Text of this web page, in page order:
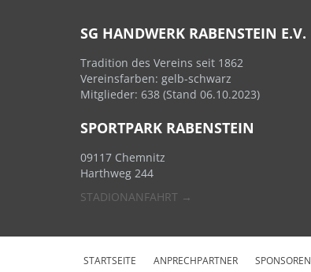
SG HANDWERK RABENSTEIN E.V.
Tradition des Vereins seit 1862
Vereinsfarben: gelb-schwarz
Mitglieder: 638 (Stand 06.10.2023)
SPORTPARK RABENSTEIN
09117 Chemnitz
Harthweg 244
STADIONANFAHRT →
STARTSEITE ANPRECHPARTNER SPONSOREN